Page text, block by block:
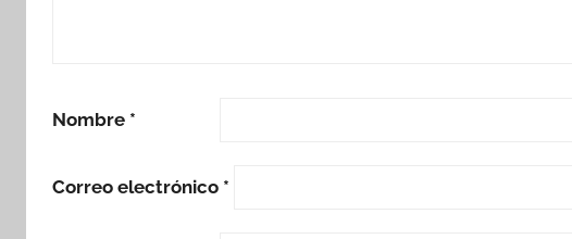
Nombre *
Correo electrónico *